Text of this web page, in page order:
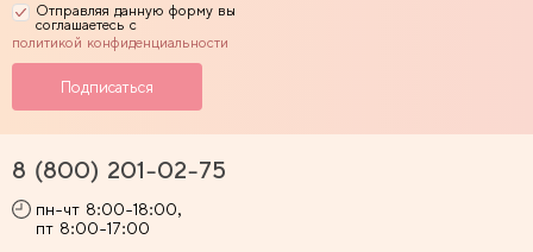
Отправляя данную форму вы
соглашаетесь с
политикой конфиденциальности
8 (800) 201-02-75
пн-чт 8:00-18:00,
пт 8:00-17:00